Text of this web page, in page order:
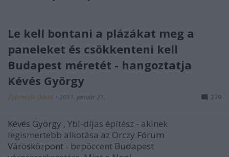
Le kell bontani a plázákat meg a
paneleket és csökkenteni kell
Budapest méretét - hangoztatja
Kévés György
Zubreczki Dávid • 2011. január 21. 279
Kévés György , Ybl-díjas építész - akinek
legismertebb alkotása az Orczy Fórum
Városközpont - bepöccent Budapest